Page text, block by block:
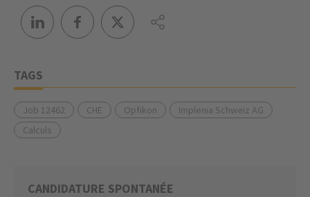
TAGS
Job 12462 CHE Opfikon
Implenia Schweiz AG
Calculs
CANDIDATURE SPONTANÉE